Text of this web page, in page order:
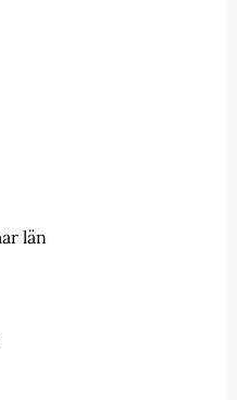
län